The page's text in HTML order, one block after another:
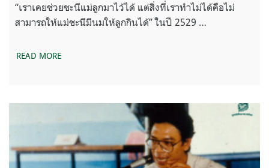
“เราเคยช่วยชะนีแม่ลูกมาไว้ได้ แต่สิ่งที่เราทำไม่ได้คือไม่
สามารถให้แม่ชะนีมีนมให้ลูกกินได้” ในปี 2529 …
READ MORE